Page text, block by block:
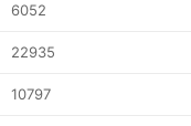
6052
22935
10797